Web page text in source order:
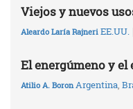
Viejos y nuevos
Aleardo Laría Rajneri EE.UU.
El energúmeno y el
Atilio A. Boron Argentina